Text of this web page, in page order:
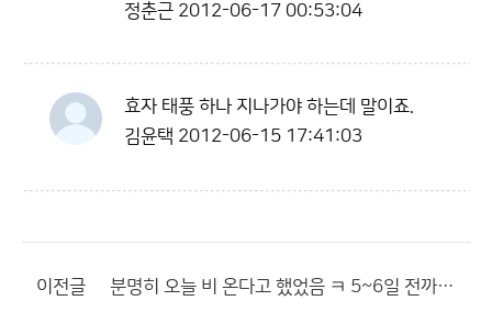
정춘근 2012-06-17 00:53:04
효자 태풍 하나 지나가야 하는데 말이죠.
김윤택 2012-06-15 17:41:03
이전글 분명히 오늘 비 온다고 했었음 ㅋ 5~6일 전까지 ㅋㅋㅋ